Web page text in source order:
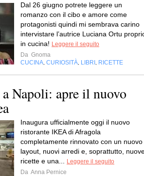
Dal 26 giugno potrete leggere un
romanzo con il cibo e amore come
protagonisti quindi mi sembrava carino
intervistare l’autrice Luciana Ortu
in cucina! Leggere il seguito
Da Gnoma
CUCINA CURIOSITÀ LIBRI RICETTE
Napoli: apre il nuovo
Inaugura ufficialmente oggi il nuovo
ristorante IKEA di Afragola
completamente rinnovato con un nuovo
layout, nuovi arredi e, soprattutto,
ricette e una...
Leggere il seguito
Da Anna Pernice